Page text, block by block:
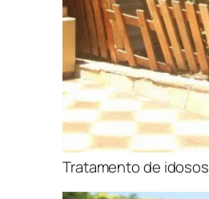
Tratamento de idosos